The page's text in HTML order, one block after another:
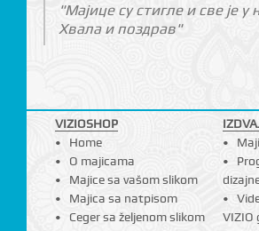
"Мајице су стигле и све је
Хвала и поздрав"
VIZIOSHOP
Home
O majicama
Majice sa vašom slikom
Majica sa natpisom
Ceger sa željenom slikom
VIZIO